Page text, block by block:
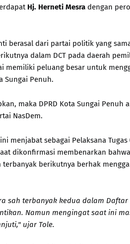
Hj. Herneti Mesra dengan
berasal dari partai politik yang
dalam DCT pada daerah
memiliki peluang besar untuk
Sungai Penuh.
maka DPRD Kota Sungai Penuh
NasDem.
menjabat sebagai Pelaksana Tugas
dikonfirmasi membenarkan bahwa
terbanyak berikutnya berhak
sah terbanyak kedua dalam Daftar
Namun mengingat saat ini
ujar Tole.